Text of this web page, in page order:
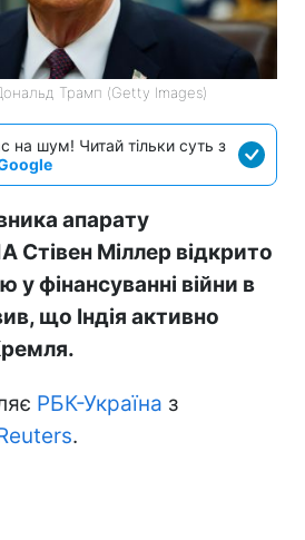
Трамп (Getty Images)
на шум! Читай тільки суть з
апарату
Стівен Міллер відкрито
у фінансуванні війни в
що Індія активно
РБК-Україна з
.